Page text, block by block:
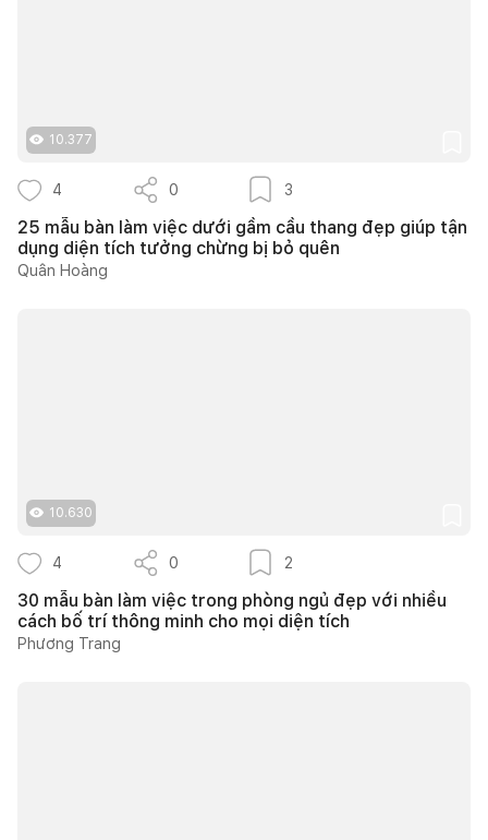
10.377
4 0 3
25 mẫu bàn làm việc dưới gầm cầu thang đẹp giúp tận
dụng diện tích tưởng chừng bị bỏ quên
Quân Hoàng
10.630
4 0 2
30 mẫu bàn làm việc trong phòng ngủ đẹp với nhiều
cách bố trí thông minh cho mọi diện tích
Phương Trang